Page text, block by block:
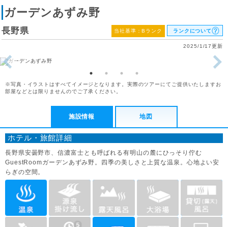
ガーデンあずみ野
長野県 当社基準：Bランク ランクについて
2025/1/17更新
※写真・イラストはすべてイメージとなります。実際のツアーにてご提供いたしますお
部屋などとは限りませんのでご了承ください。
施設情報 地図
ホテル・旅館詳細
長野県安曇野市、信濃富士とも呼ばれる有明山の麓にひっそり佇む
GuestRoomガーデンあずみ野。四季の美しさと上質な温泉。心地よい安
らぎの空間。